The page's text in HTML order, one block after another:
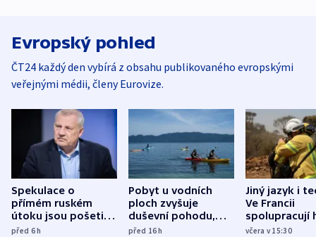
Evropský pohled
ČT24 každý den vybírá z obsahu publikovaného evropskými
veřejnými médii, členy Eurovize.
Spekulace o
přímém ruském
útoku jsou pošetilé,
míní estonský
před 6h
Pobyt u vodních
ploch zvyšuje
duševní pohodu,
ukázala
před 16h
Jiný jazyk i
Ve Francii
spolupracují
různých zemí
včera v 15:30